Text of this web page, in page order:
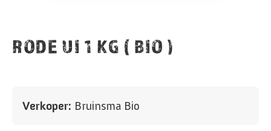
RODE UI 1 KG ( BIO )
Verkoper: Bruinsma Bio